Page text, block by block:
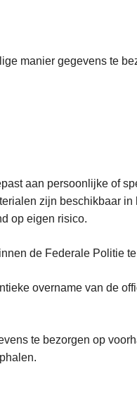
manier gegevens te
aan persoonlijke of
zijn beschikbaar in
op eigen risico.
de Federale Politie
overname van de
te bezorgen op